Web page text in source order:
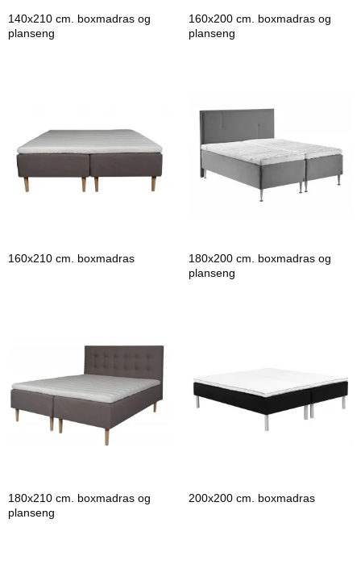
140x210 cm. boxmadras og
planseng
160x200 cm. boxmadras og
planseng
160x210 cm. boxmadras
180x200 cm. boxmadras og
planseng
180x210 cm. boxmadras og
planseng
200x200 cm. boxmadras